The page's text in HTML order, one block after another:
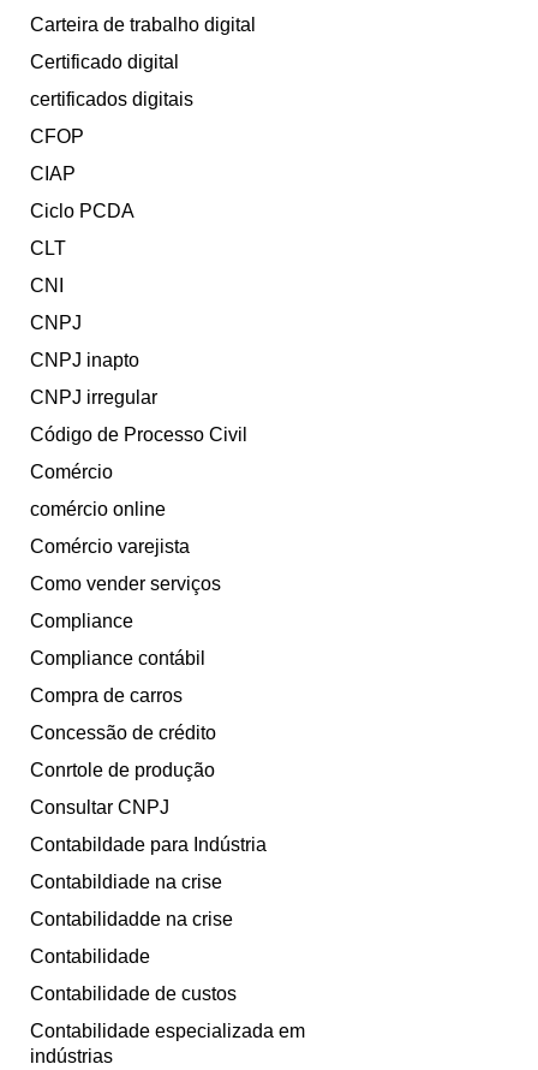
Carteira de trabalho digital
Certificado digital
certificados digitais
CFOP
CIAP
Ciclo PCDA
CLT
CNI
CNPJ
CNPJ inapto
CNPJ irregular
Código de Processo Civil
Comércio
comércio online
Comércio varejista
Como vender serviços
Compliance
Compliance contábil
Compra de carros
Concessão de crédito
Conrtole de produção
Consultar CNPJ
Contabildade para Indústria
Contabildiade na crise
Contabilidadde na crise
Contabilidade
Contabilidade de custos
Contabilidade especializada em
indústrias